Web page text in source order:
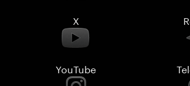
X
YouTube